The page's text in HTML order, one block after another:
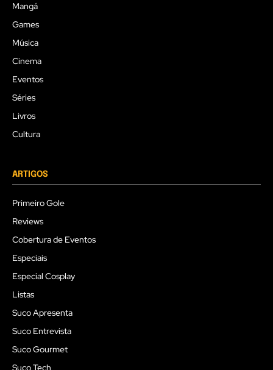
Mangá
Games
Música
Cinema
Eventos
Séries
Livros
Cultura
ARTIGOS
Primeiro Gole
Reviews
Cobertura de Eventos
Especiais
Especial Cosplay
Listas
Suco Apresenta
Suco Entrevista
Suco Gourmet
Suco Tech